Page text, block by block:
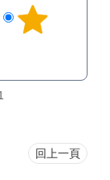
回上一頁